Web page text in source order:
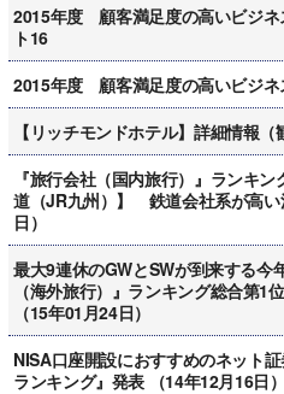
2015年度 顧客満足度の高いビジネ
ト16
2015年度 顧客満足度の高いビジネ
【リッチモンドホテル】詳細情報（
『旅行会社（国内旅行）』ランキ
道（JR九州）】 鉄道会社系が高い
日）
最大9連休のGWとSWが到来する
（海外旅行）』ランキング総合第1
（15年01月24日）
NISA口座開設におすすめのネット
ランキング』発表 （14年12月16日）